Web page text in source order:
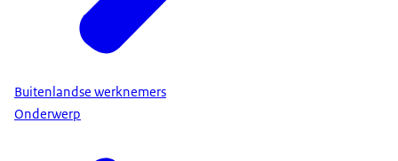
Buitenlandse werknemers
Onderwerp